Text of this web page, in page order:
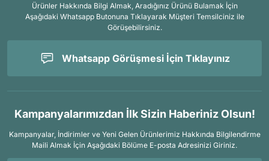
Ürünler Hakkında Bilgi Almak, Aradığınız Ürünü Bulamak İçin
Aşağıdaki Whatsapp Butonuna Tıklayarak Müşteri Temsilciniz ile
Görüşebilirsiniz.
Whatsapp Görüşmesi İçin Tıklayınız
Kampanyalarımızdan İlk Sizin Haberiniz Olsun!
Kampanyalar, İndirimler ve Yeni Gelen Ürünlerimiz Hakkında Bilgilendirme
Maili Almak İçin Aşağıdaki Bölüme E-posta Adresinizi Giriniz.